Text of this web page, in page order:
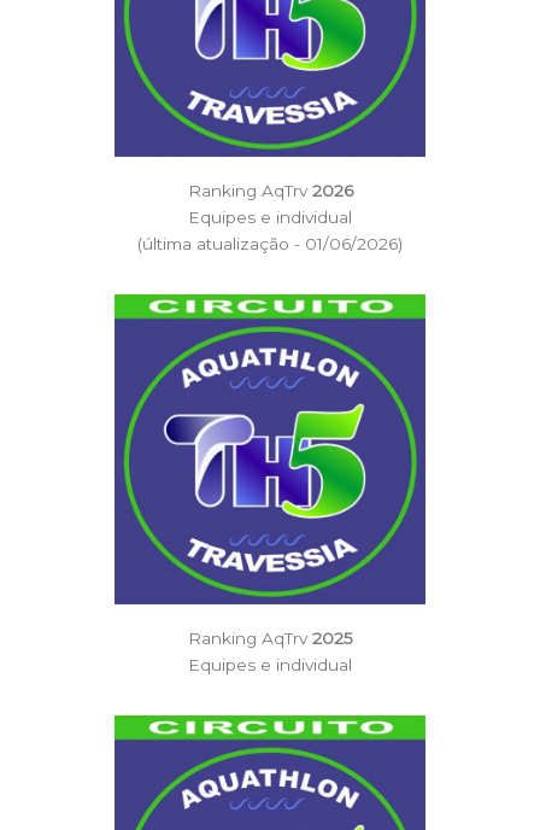
Ranking AqTrv 2026
Equipes e individual
(última atualização - 01/06/2026)
Ranking AqTrv 2025
Equipes e individual